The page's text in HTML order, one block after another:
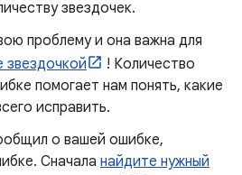
звездочек.
проблему и она важна для
звездочкой
! Количество
помогает нам понять, какие
исправить.
о вашей ошибке,
Сначала найдите нужный